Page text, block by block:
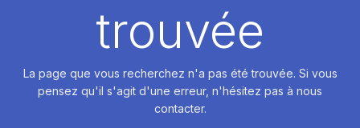
trouvée
La page que vous recherchez n'a pas été trouvée. Si vous
pensez qu'il s'agit d'une erreur, n'hésitez pas à nous
contacter.